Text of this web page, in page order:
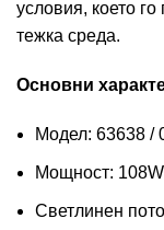
условия, което
тежка среда.
Основни
Модел: 63638 /
Мощност: 108W
Светлинен